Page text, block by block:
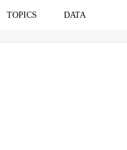
TOPICS DATA